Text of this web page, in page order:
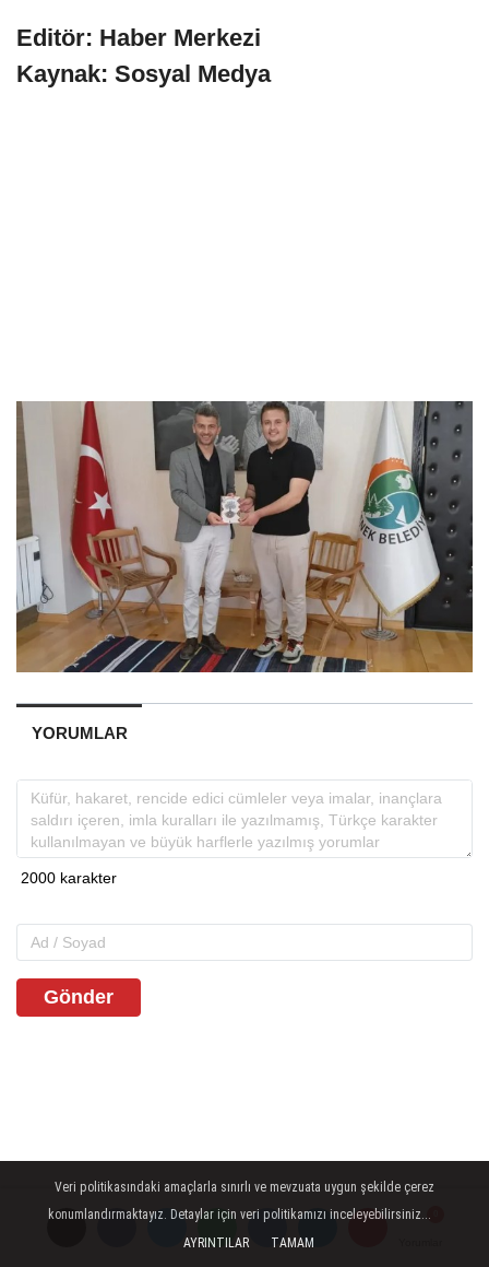
Editör: Haber Merkezi
Kaynak: Sosyal Medya
YORUMLAR
Gönder
Veri politikasındaki amaçlarla sınırlı ve mevzuata uygun şekilde çerez
konumlandırmaktayız. Detaylar için veri politikamızı inceleyebilirsiniz...
AYRINTILAR
TAMAM